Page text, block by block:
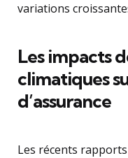
variations
Les impacts
climatiques
d’assurance
Les récents